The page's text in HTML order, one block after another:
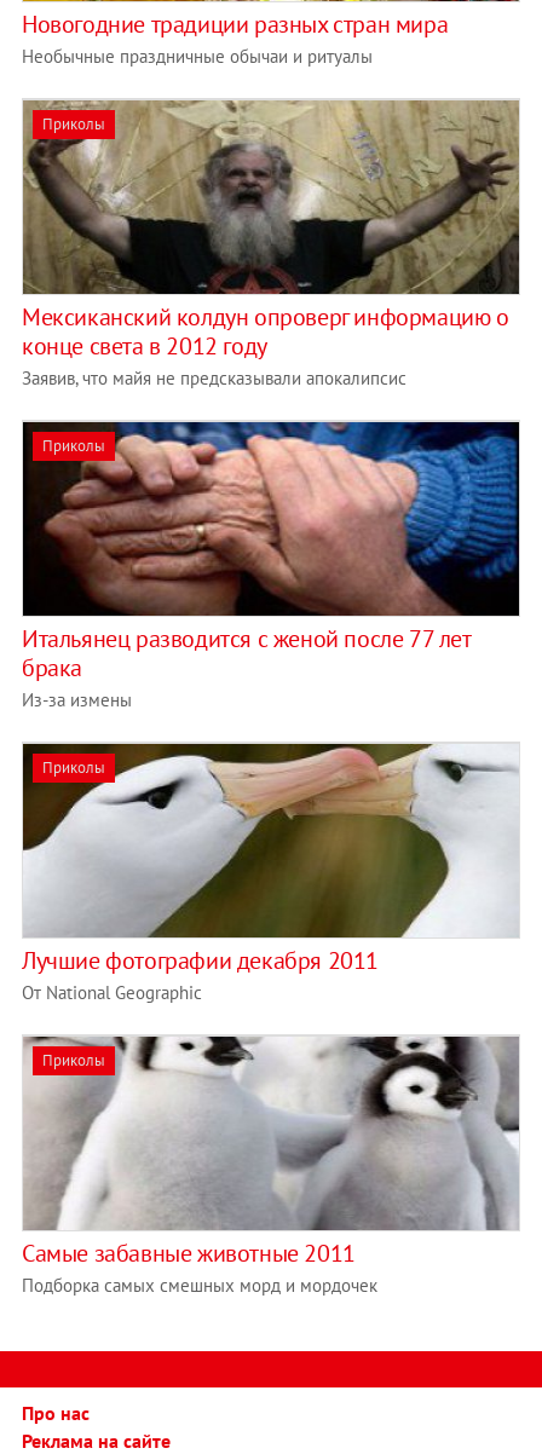
Новогодние традиции разных стран мира
Необычные праздничные обычаи и ритуалы
Приколы
Мексиканский колдун опроверг информацию о
конце света в 2012 году
Заявив, что майя не предсказывали апокалипсис
Приколы
Итальянец разводится с женой после 77 лет
брака
Из-за измены
Приколы
Лучшие фотографии декабря 2011
От National Geographic
Приколы
Самые забавные животные 2011
Подборка самых смешных морд и мордочек
Про нас
Реклама на сайте